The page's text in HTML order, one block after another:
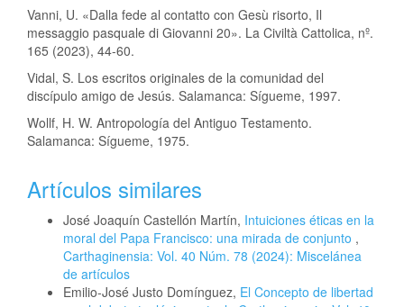
Vanni, U. «Dalla fede al contatto con Gesù risorto, Il
messaggio pasquale di Giovanni 20». La Civiltà Cattolica, nº.
165 (2023), 44-60.
Vidal, S. Los escritos originales de la comunidad del
discípulo amigo de Jesús. Salamanca: Sígueme, 1997.
Wollf, H. W. Antropología del Antiguo Testamento.
Salamanca: Sígueme, 1975.
Artículos similares
José Joaquín Castellón Martín, Intuiciones éticas en la
moral del Papa Francisco: una mirada de conjunto ,
Carthaginensia: Vol. 40 Núm. 78 (2024): Miscelánea
de artículos
Emilio-José Justo Domínguez, El Concepto de libertad